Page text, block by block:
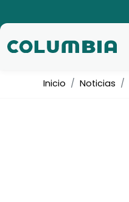
Inicio Noticias